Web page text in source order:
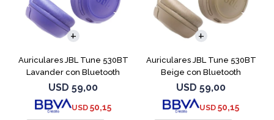
Auriculares JBL Tune 530BT
Lavander con Bluetooth
USD 59,00
USD 50,15
Auriculares JBL Tune 530BT
Beige con Bluetooth
USD 59,00
USD 50,15